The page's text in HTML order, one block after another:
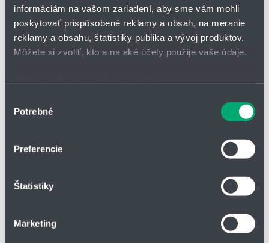
informáciám na vašom zariadení, aby sme vám mohli
poskytovať prispôsobené reklamy a obsah, na meranie
reklamy a obsahu, štatistiky publika a vývoj produktov.
Môžete si zvoliť, kto a na aké účely použije vaše údaje.
polohe s presnosťou na niekoľko metrov
Viac informácií o tom, ako sa spracúvajú vaše osobné
môžete kedykoľvek zmeniť alebo odvolať cez Vyhlásenie
Na prispôsobenie obsahu a reklám, poskytovanie funkcií
súhlasu
Potrebné
Preferencie
Štatistiky
Marketing
Vyhotovenie ocenené na súťaži iF-
Design awards
Polomery ohybu R: 100 až 250
Rozteč: 30 mm na článek